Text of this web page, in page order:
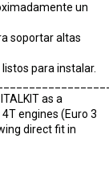
un
soportar altas
para instalar.
as a
engines (Euro 3
direct fit in